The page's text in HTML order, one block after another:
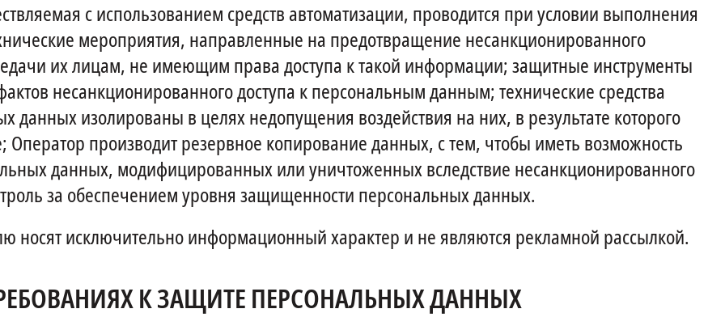
с использованием средств автоматизации, проводится при условии выполнения
мероприятия, направленные на предотвращение несанкционированного
их лицам, не имеющим права доступа к такой информации; защитные инструменты
несанкционированного доступа к персональным данным; технические средства
данных изолированы в целях недопущения воздействия на них, в результате которого
производит резервное копирование данных, с тем, чтобы иметь возможность
данных, модифицированных или уничтоженных вследствие несанкционированного
за обеспечением уровня защищенности персональных данных.
исключительно информационный характер и не являются рекламной рассылкой.
К ЗАЩИТЕ ПЕРСОНАЛЬНЫХ ДАННЫХ